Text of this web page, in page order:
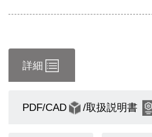
詳細
PDF/CAD /取扱説明書